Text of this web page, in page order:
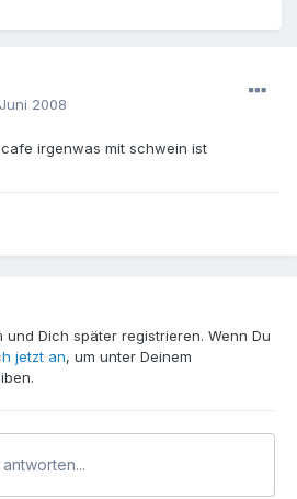
2008
irgenwas mit schwein ist
Dich später registrieren. Wenn Du
jetzt an, um unter Deinem